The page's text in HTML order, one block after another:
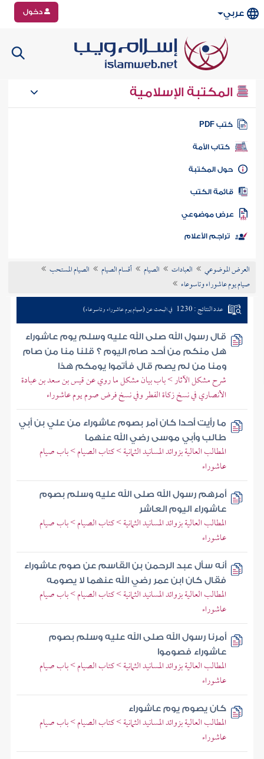
عربي دخول
المكتبة الإسلامية
كتب PDF
كتاب الأمة
المكتبة
الكتب
موضوعي
تراجم الأعلام
العرض الموضوعي العبادات الصيام أقسام الصيام
الصيام المستحب
صيام يوم عاشوراء وتاسوعاء
عدد النتائج : 1230 في البحث عن (صيام يوم عاشوراء وتاسوعاء)
قال رسول الله صلى الله عليه وسلم يوم عاشوراء
هل منكم من أحد صام اليوم ؟ قلنا منا من صام
ومنا من لم يصم قال فأتموا يومكم هذا
شرح مشكل الآثار > باب بيان مشكل ما روي عن قيس بن سعد بن عبادة
الأنصاري في نسخ زكاة الفطر وفي نسخ فرض صوم يوم عاشوراء
ما رأيت أحدا كان آمر بصوم عاشوراء من علي بن أبي
طالب وأبي موسى رضي الله عنهما
المطالب العالية بزوائد المسانيد الثمانية > كتاب الصيام > باب صيام
عاشوراء
أمرهم رسول الله صلى الله عليه وسلم بصوم
عاشوراء اليوم العاشر
المطالب العالية بزوائد المسانيد الثمانية > كتاب الصيام > باب صيام
عاشوراء
أنه سأل عبد الرحمن بن القاسم عن صوم عاشوراء
فقال كان ابن عمر رضي الله عنهما لا يصومه
المطالب العالية بزوائد المسانيد الثمانية > كتاب الصيام > باب صيام
عاشوراء
أمرنا رسول الله صلى الله عليه وسلم بصوم
عاشوراء فصوموا
المطالب العالية بزوائد المسانيد الثمانية > كتاب الصيام > باب صيام
عاشوراء
كان يصوم يوم عاشوراء
المطالب العالية بزوائد المسانيد الثمانية > كتاب الصيام > باب صيام
عاشوراء